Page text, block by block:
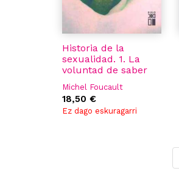
Historia de la
sexualidad. 1. La
voluntad de saber
Michel Foucault
18,50 €
Ez dago eskuragarri